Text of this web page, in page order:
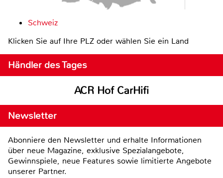
Schweiz
Klicken Sie auf Ihre PLZ oder wählen Sie ein Land
Händler des Tages
ACR Hof CarHifi
Newsletter
Abonniere den Newsletter und erhalte Informationen
über neue Magazine, exklusive Spezialangebote,
Gewinnspiele, neue Features sowie limitierte Angebote
unserer Partner.